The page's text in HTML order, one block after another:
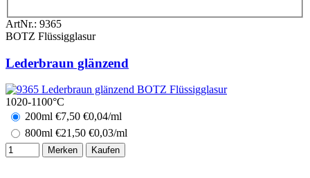
ArtNr.: 9365
BOTZ Flüssigglasur
Lederbraun glänzend
1020-1100°C
200ml €7,50 €0,04/ml
800ml €21,50 €0,03/ml
Merken Kaufen